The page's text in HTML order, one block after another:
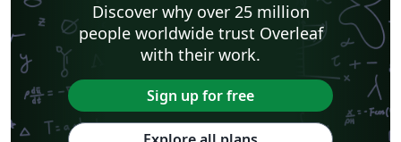
Discover why over 25 million
people worldwide trust Overleaf
with their work.
Sign up for free